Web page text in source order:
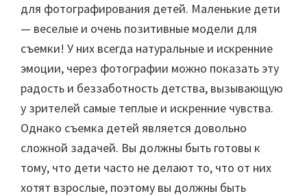
для фотографирования детей. Маленькие дети
— веселые и очень позитивные модели для
съемки! У них всегда натуральные и искренние
эмоции, через фотографии можно показать эту
радость и беззаботность детства, вызывающую
у зрителей самые теплые и искренние чувства.
Однако съемка детей является довольно
сложной задачей. Вы должны быть готовы к
тому, что дети часто не делают то, что от них
хотят взрослые, поэтому вы должны быть